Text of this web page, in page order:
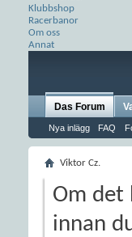
Klubbshop
Racerbanor
Om oss
Annat
Das Forum
Nya inlägg FAQ
Viktor Cz.
Om det
innan